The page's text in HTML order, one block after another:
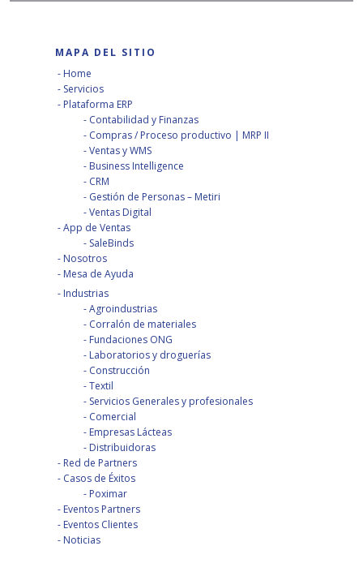
MAPA DEL SITIO
Home
Servicios
Plataforma ERP
Contabilidad y Finanzas
Compras / Proceso productivo | MRP II
Ventas y WMS
Business Intelligence
CRM
Gestión de Personas – Metiri
Ventas Digital
App de Ventas
SaleBinds
Nosotros
Mesa de Ayuda
Industrias
Agroindustrias
Corralón de materiales
Fundaciones ONG
Laboratorios y droguerías
Construcción
Textil
Servicios Generales y profesionales
Comercial
Empresas Lácteas
Distribuidoras
Red de Partners
Casos de Éxitos
Poximar
Eventos Partners
Eventos Clientes
Noticias